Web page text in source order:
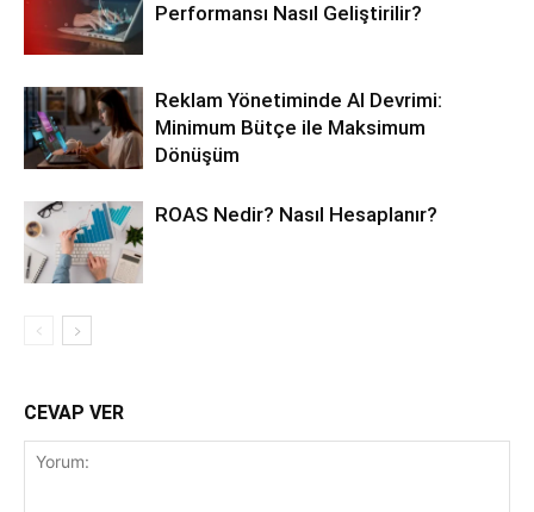
Performansı Nasıl Geliştirilir?
Reklam Yönetiminde AI Devrimi:
Minimum Bütçe ile Maksimum
Dönüşüm
ROAS Nedir? Nasıl Hesaplanır?
CEVAP VER